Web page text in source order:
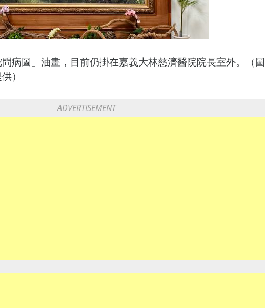
病圖」油畫，目前仍掛在嘉義大林慈濟醫院院長室外。（圖
）